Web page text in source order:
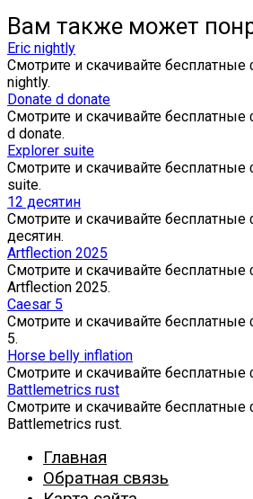
Вам также может
Eric nightly
Смотрите и скачивайте бесплатные
nightly.
Donate d donate
Смотрите и скачивайте бесплатные
d donate.
Explorer suite
Смотрите и скачивайте бесплатные
suite.
12 десятин
Смотрите и скачивайте бесплатные
десятин.
Artflection 2025
Смотрите и скачивайте бесплатные
Artflection 2025.
Caesar 5
Смотрите и скачивайте бесплатные
5.
Horse belly inflation
Смотрите и скачивайте бесплатные
Battlemetrics rust
Смотрите и скачивайте бесплатные
Battlemetrics rust.
Главная
Обратная связь